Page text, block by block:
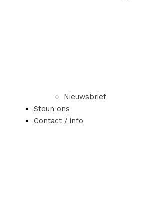
Nieuwsbrief
Steun ons
Contact / info